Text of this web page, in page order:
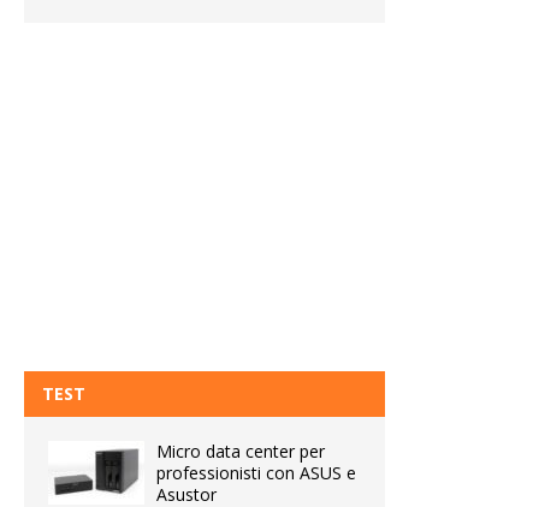
TEST
Micro data center per
professionisti con ASUS e
Asustor